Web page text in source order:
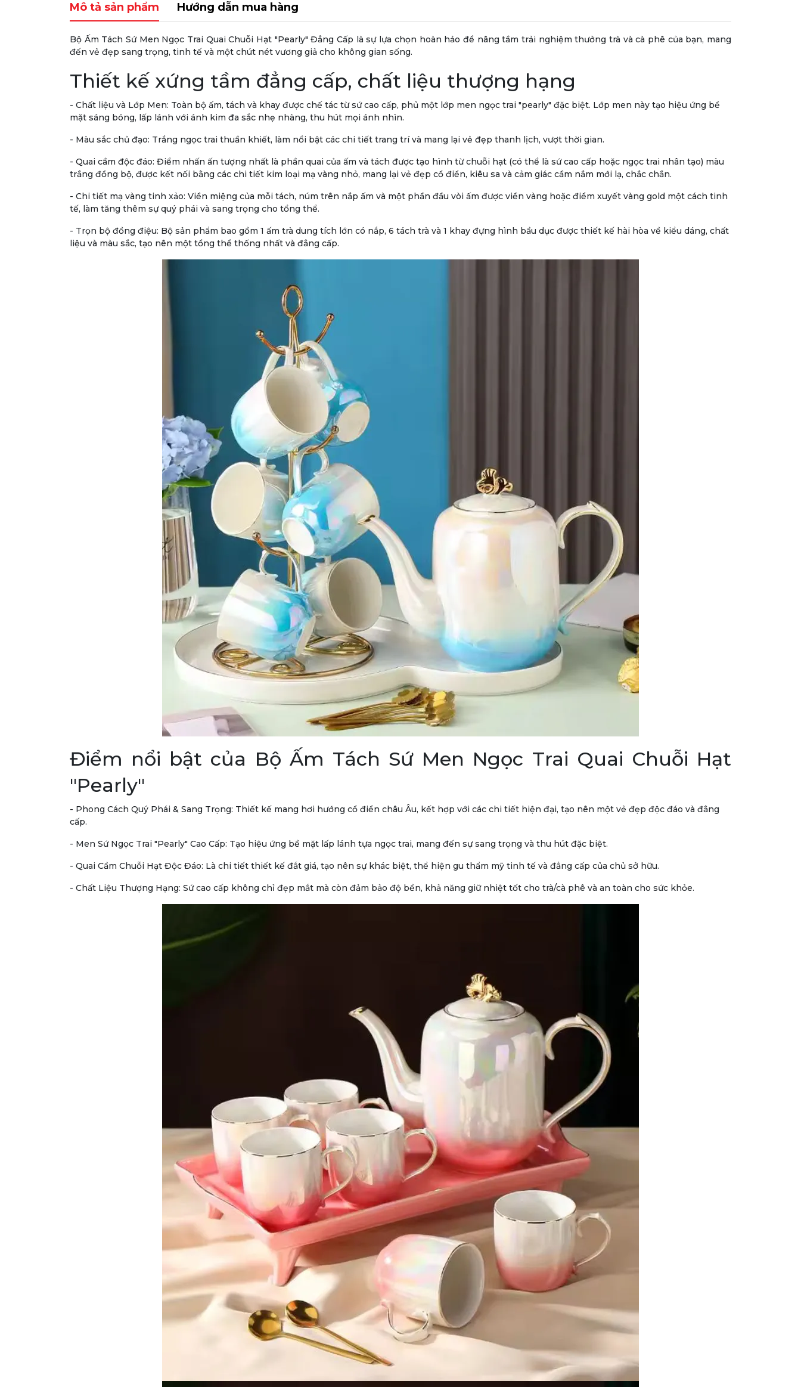
Mô tả sản phẩm Hướng dẫn mua hàng
Bộ Ấm Tách Sứ Men Ngọc Trai Quai Chuỗi Hạt "Pearly" Đẳng Cấp là sự lựa chọn hoàn hảo để nâng tầm trải nghiệm thưởng trà và cà phê của bạn, mang
đến vẻ đẹp sang trọng, tinh tế và một chút nét vương giả cho không gian sống.
Thiết kế xứng tầm đẳng cấp, chất liệu thượng hạng
- Chất liệu và Lớp Men: Toàn bộ ấm, tách và khay được chế tác từ sứ cao cấp, phủ một lớp men ngọc trai "pearly" đặc biệt. Lớp men này tạo hiệu ứng bề
mặt sáng bóng, lấp lánh với ánh kim đa sắc nhẹ nhàng, thu hút mọi ánh nhìn.
- Màu sắc chủ đạo: Trắng ngọc trai thuần khiết, làm nổi bật các chi tiết trang trí và mang lại vẻ đẹp thanh lịch, vượt thời gian.
- Quai cầm độc đáo: Điểm nhấn ấn tượng nhất là phần quai của ấm và tách được tạo hình từ chuỗi hạt (có thể là sứ cao cấp hoặc ngọc trai nhân tạo) màu
trắng đồng bộ, được kết nối bằng các chi tiết kim loại mạ vàng nhỏ, mang lại vẻ đẹp cổ điển, kiêu sa và cảm giác cầm nắm mới lạ, chắc chắn.
- Chi tiết mạ vàng tinh xảo: Viền miệng của mỗi tách, núm trên nắp ấm và một phần đầu vòi ấm được viền vàng hoặc điểm xuyết vàng gold một cách tinh
tế, làm tăng thêm sự quý phái và sang trọng cho tổng thể.
- Trọn bộ đồng điệu: Bộ sản phẩm bao gồm 1 ấm trà dung tích lớn có nắp, 6 tách trà và 1 khay đựng hình bầu dục được thiết kế hài hòa về kiểu dáng, chất
liệu và màu sắc, tạo nên một tổng thể thống nhất và đẳng cấp.
Điểm nổi bật của Bộ Ấm Tách Sứ Men Ngọc Trai Quai Chuỗi Hạt
"Pearly"
- Phong Cách Quý Phái & Sang Trọng: Thiết kế mang hơi hướng cổ điển châu Âu, kết hợp với các chi tiết hiện đại, tạo nên một vẻ đẹp độc đáo và đẳng
cấp.
- Men Sứ Ngọc Trai "Pearly" Cao Cấp: Tạo hiệu ứng bề mặt lấp lánh tựa ngọc trai, mang đến sự sang trọng và thu hút đặc biệt.
- Quai Cầm Chuỗi Hạt Độc Đáo: Là chi tiết thiết kế đắt giá, tạo nên sự khác biệt, thể hiện gu thẩm mỹ tinh tế và đẳng cấp của chủ sở hữu.
- Chất Liệu Thượng Hạng: Sứ cao cấp không chỉ đẹp mắt mà còn đảm bảo độ bền, khả năng giữ nhiệt tốt cho trà/cà phê và an toàn cho sức khỏe.